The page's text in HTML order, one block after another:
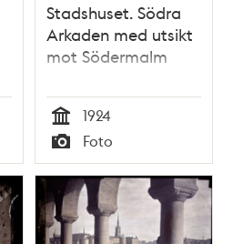
Stadshuset. Södra
Arkaden med utsikt
mot Södermalm
Tid
1924
Typ
Foto